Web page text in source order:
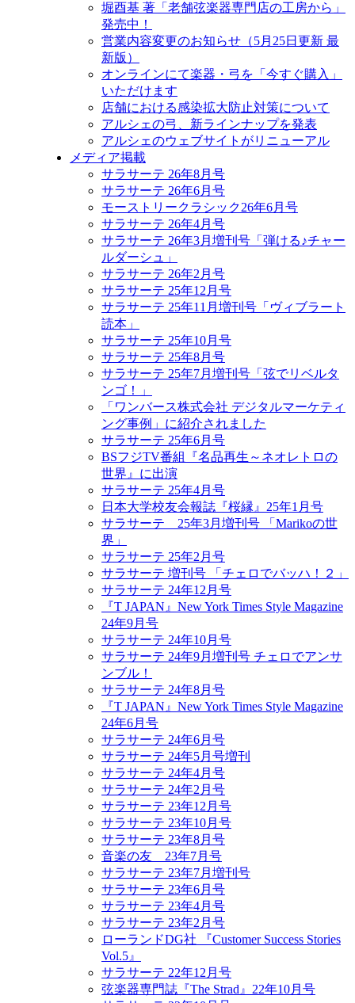
堀酉基 著「老舗弦楽器専門店の工房から」
発売中！
営業内容変更のお知らせ（5月25日更新 最
新版）
オンラインにて楽器・弓を「今すぐ購入」
いただけます
店舗における感染拡大防止対策について
アルシェの弓、新ラインナップを発表
アルシェのウェブサイトがリニューアル
メディア掲載
サラサーテ 26年8月号
サラサーテ 26年6月号
モーストリークラシック26年6月号
サラサーテ 26年4月号
サラサーテ 26年3月増刊号「弾ける♪チャー
ルダーシュ」
サラサーテ 26年2月号
サラサーテ 25年12月号
サラサーテ 25年11月増刊号「ヴィブラート
読本」
サラサーテ 25年10月号
サラサーテ 25年8月号
サラサーテ 25年7月増刊号「弦でリベルタ
ンゴ！」
「ワンバース株式会社 デジタルマーケティ
ング事例」に紹介されました
サラサーテ 25年6月号
BSフジTV番組『名品再生～ネオレトロの
世界』に出演
サラサーテ 25年4月号
日本大学校友会報誌『桜縁』25年1月号
サラサーテ 25年3月増刊号 「Marikoの世
界」
サラサーテ 25年2月号
サラサーテ 増刊号 「チェロでバッハ！２」
サラサーテ 24年12月号
『T JAPAN』New York Times Style Magazine
24年9月号
サラサーテ 24年10月号
サラサーテ 24年9月増刊号 チェロでアンサ
ンブル！
サラサーテ 24年8月号
『T JAPAN』New York Times Style Magazine
24年6月号
サラサーテ 24年6月号
サラサーテ 24年5月号増刊
サラサーテ 24年4月号
サラサーテ 24年2月号
サラサーテ 23年12月号
サラサーテ 23年10月号
サラサーテ 23年8月号
音楽の友 23年7月号
サラサーテ 23年7月増刊号
サラサーテ 23年6月号
サラサーテ 23年4月号
サラサーテ 23年2月号
ローランドDG社 『Customer Success Stories
Vol.5』
サラサーテ 22年12月号
弦楽器専門誌『The Strad』22年10月号